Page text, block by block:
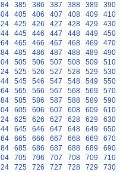
385 386 387 388 389 390
405 406 407 408 409 410
425 426 427 428 429 430
445 446 447 448 449 450
465 466 467 468 469 470
485 486 487 488 489 490
505 506 507 508 509 510
525 526 527 528 529 530
545 546 547 548 549 550
565 566 567 568 569 570
585 586 587 588 589 590
605 606 607 608 609 610
625 626 627 628 629 630
645 646 647 648 649 650
665 666 667 668 669 670
685 686 687 688 689 690
705 706 707 708 709 710
725 726 727 728 729 730